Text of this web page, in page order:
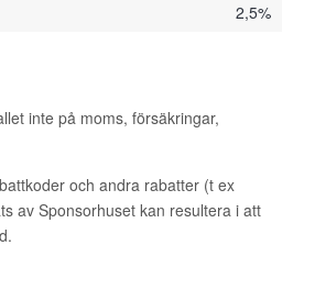
2,5%
inte på moms, försäkringar,
och andra rabatter (t ex
av Sponsorhuset kan resultera i att